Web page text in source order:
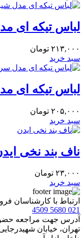
لباس تیکه ای
۲۱۳,۰۰۰ تومان
سبد خرید
لباس تیکه ای
۲۰۵,۰۰۰ تومان
سبد خرید
ناف بند نخی
۲۳,۰۰۰ تومان
سبد خرید
ارتباط با کارشناسان
021 5680 4509
آدرس جهت مراجعه
تهران، خيابان